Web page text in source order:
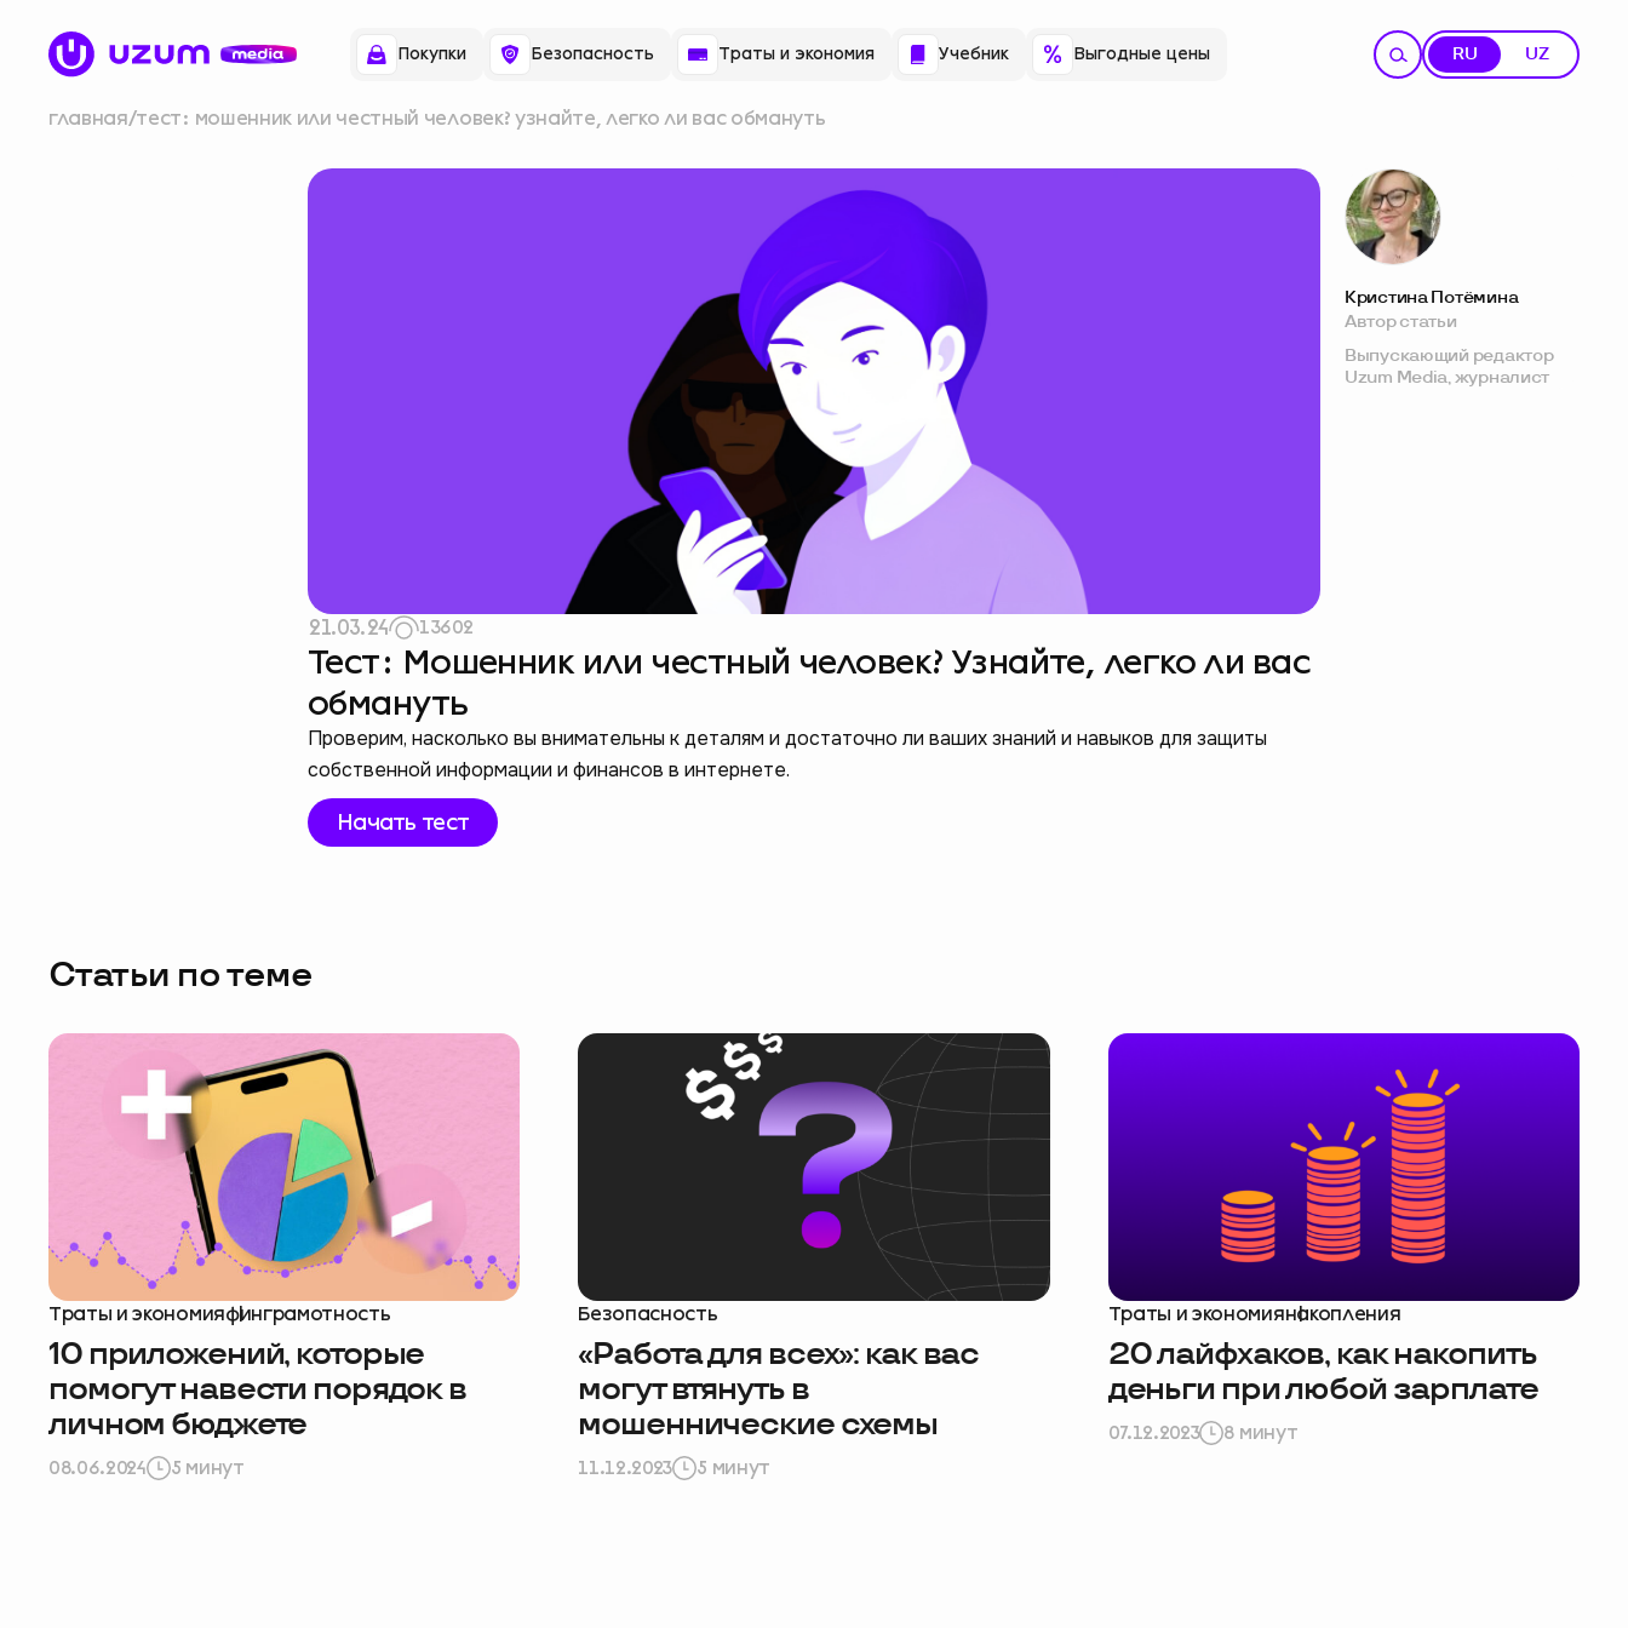
Покупки Безопасность Траты и экономия Учебник Выгодные цены RU UZ
главная тест: мошенник или честный человек? узнайте, легко ли вас обмануть
21.03.24 13602
Тест: Мошенник или честный человек? Узнайте, легко ли вас
обмануть
Проверим, насколько вы внимательны к деталям и достаточно ли ваших знаний и навыков для защиты
собственной информации и финансов в интернете.
Начать тест
Кристина Потёмина
Автор статьи
Выпускающий редактор
Uzum Media, журналист
Статьи по теме
Траты и экономияфинграмотность
10 приложений, которые
помогут навести порядок в
личном бюджете
08.06.2024 5 минут
Безопасность
«Работа для всех»: как вас
могут втянуть в
мошеннические схемы
11.12.2023 5 минут
Траты и экономиянакопления
20 лайфхаков, как накопить
деньги при любой зарплате
07.12.2023 8 минут
Помогите нам стать лучше –
пройдите опрос❤️
начать